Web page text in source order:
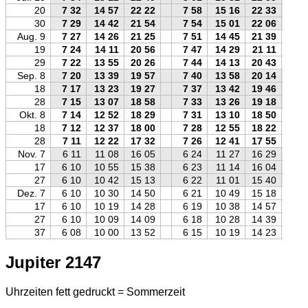
20
7 32 14 57 22 22 7 58 15 16 22 33
30
7 29 14 42 21 54 7 54 15 01 22 06
Aug. 9
7 27 14 26 21 25 7 51 14 45 21 39
19
7 24 14 11 20 56 7 47 14 29 21 11
29
7 22 13 55 20 26 7 44 14 13 20 43
Sep. 8
7 20 13 39 19 57 7 40 13 58 20 14
18
7 17 13 23 19 27 7 37 13 42 19 46
28
7 15 13 07 18 58 7 33 13 26 19 18
Okt. 8
7 14 12 52 18 29 7 31 13 10 18 50
18
7 12 12 37 18 00 7 28 12 55 18 22
28
7 11 12 22 17 32 7 26 12 41 17 55
Nov. 7
6 11 11 08 16 05 6 24 11 27 16 29
17
6 10 10 55 15 38 6 23 11 14 16 04
27
6 10 10 42 15 13 6 22 11 01 15 40
Dez. 7
6 10 10 30 14 50 6 21 10 49 15 18
17
6 10 10 19 14 28 6 19 10 38 14 57
27
6 10 10 09 14 09 6 18 10 28 14 39
37
6 08 10 00 13 52 6 15 10 19 14 23
Jupiter 2147
Uhrzeiten fett gedruckt = Sommerzeit